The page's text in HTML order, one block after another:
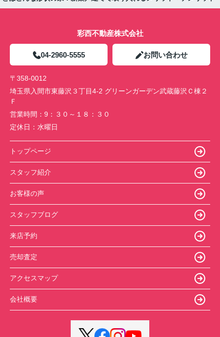
彩西不動産株式会社
04-2960-5555 お問い合わせ
〒358-0012
埼玉県入間市東藤沢３丁目4-2 グリーンガーデン武蔵藤沢Ｃ棟２
Ｆ
営業時間： 9：３０～１８：３０
定休日： 水曜日
トップページ
スタッフ紹介
お客様の声
スタッフブログ
来店予約
売却査定
アクセスマップ
会社概要